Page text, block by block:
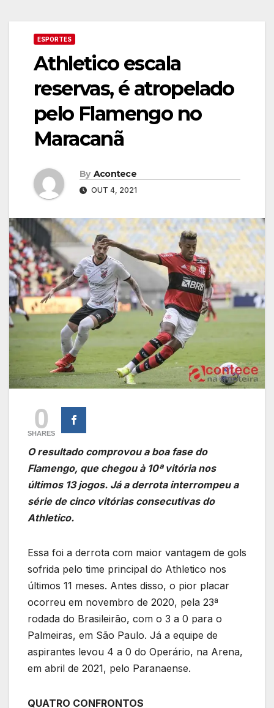
ESPORTES
Athletico escala
reservas, é atropelado
pelo Flamengo no
Maracanã
By Acontece
OUT 4, 2021
0
SHARES
O resultado comprovou a boa fase do
Flamengo, que chegou à 10ª vitória nos
últimos 13 jogos. Já a derrota interrompeu a
série de cinco vitórias consecutivas do
Athletico.
Essa foi a derrota com maior vantagem de gols
sofrida pelo time principal do Athletico nos
últimos 11 meses. Antes disso, o pior placar
ocorreu em novembro de 2020, pela 23ª
rodada do Brasileirão, com o 3 a 0 para o
Palmeiras, em São Paulo. Já a equipe de
aspirantes levou 4 a 0 do Operário, na Arena,
em abril de 2021, pelo Paranaense.
QUATRO CONFRONTOS